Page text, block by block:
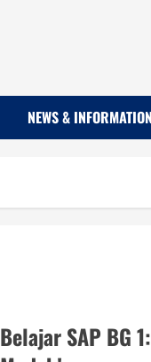
NEWS & INFORMATION
Belajar SAP BG